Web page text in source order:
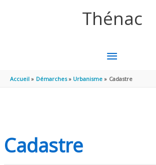
Thénac
MENU
PRINCIPAL
Accueil Démarches Urbanisme Cadastre
Cadastre